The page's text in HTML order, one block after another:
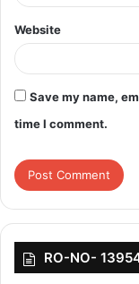
Website
Save my name,
time I comment.
RO-NO-